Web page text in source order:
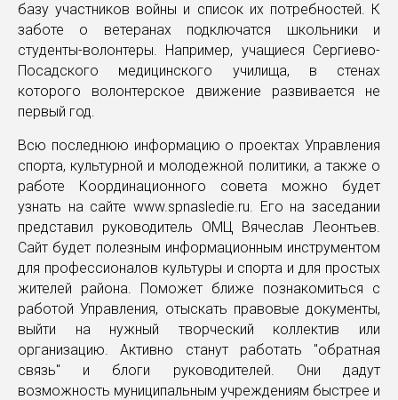
базу участников войны и список их потребностей. К
заботе о ветеранах подключатся школьники и
студенты-волонтеры. Например, учащиеся Сергиево-
Посадского медицинского училища, в стенах
которого волонтерское движение развивается не
первый год.
Всю последнюю информацию о проектах Управления
спорта, культурной и молодежной политики, а также о
работе Координационного совета можно будет
узнать на сайте www.spnasledie.ru. Его на заседании
представил руководитель ОМЦ Вячеслав Леонтьев.
Сайт будет полезным информационным инструментом
для профессионалов культуры и спорта и для простых
жителей района. Поможет ближе познакомиться с
работой Управления, отыскать правовые документы,
выйти на нужный творческий коллектив или
организацию. Активно станут работать "обратная
связь" и блоги руководителей. Они дадут
возможность муниципальным учреждениям быстрее и